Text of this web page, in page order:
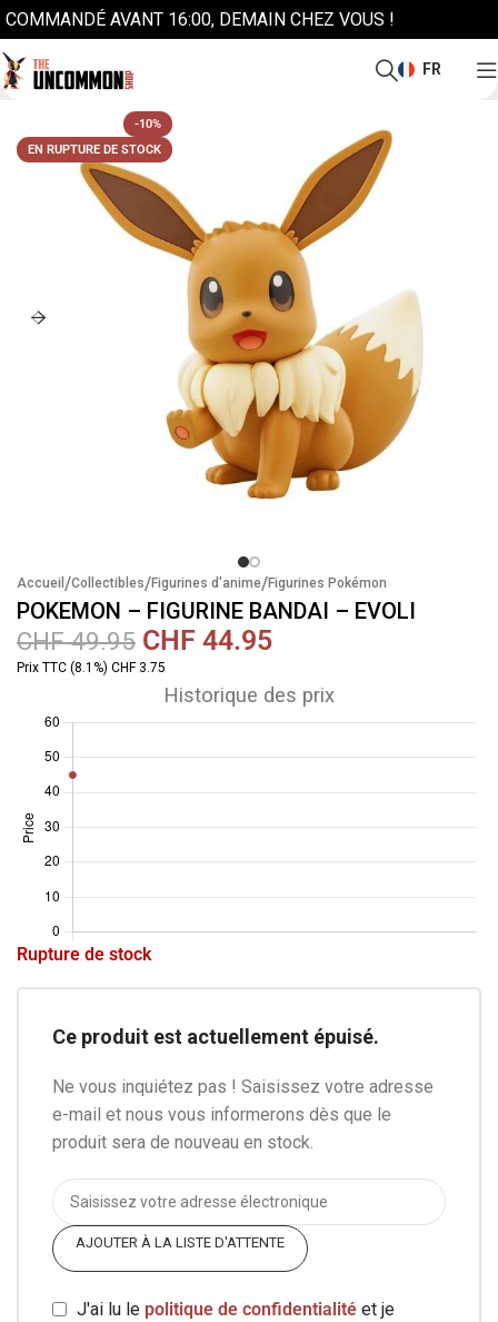
COMMANDÉ AVANT 16:00, DEMAIN CHEZ VOUS !
FR
-10%
EN RUPTURE DE STOCK
Accueil /Collectibles/Figurines d'anime/Figurines Pokémon
POKEMON – FIGURINE BANDAI – EVOLI
CHF49.95 CHF 44.95
Prix TTC (8.1%) CHF 3.75
Historique des prix
Rupture de stock
Ce produit est actuellement épuisé.
Ne vous inquiétez pas ! Saisissez votre adresse
e-mail et nous vous informerons dès que le
produit sera de nouveau en stock.
AJOUTER À LA LISTE D'ATTENTE
J'ai lu le politique de confidentialité et je